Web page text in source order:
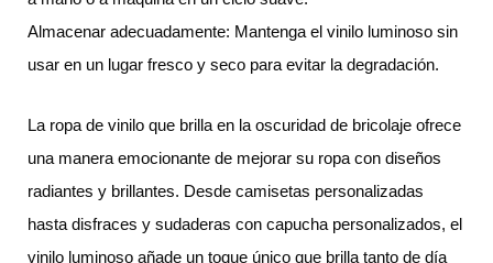
Almacenar adecuadamente: Mantenga el vinilo luminoso sin
usar en un lugar fresco y seco para evitar la degradación.
La ropa de vinilo que brilla en la oscuridad de bricolaje ofrece
una manera emocionante de mejorar su ropa con diseños
radiantes y brillantes. Desde camisetas personalizadas
hasta disfraces y sudaderas con capucha personalizados, el
vinilo luminoso añade un toque único que brilla tanto de día